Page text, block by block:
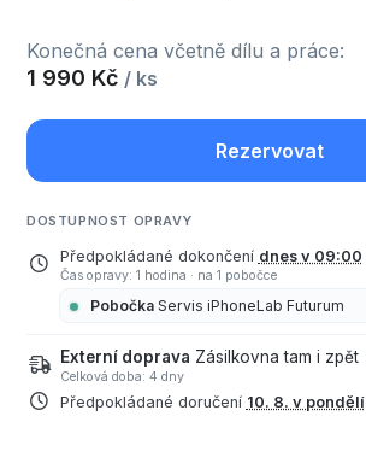
Konečná cena včetně dílu a práce:
1 990 Kč / ks
Rezervovat
DOSTUPNOST OPRAVY
Předpokládané dokončení dnes v 09:00
Čas opravy: 1 hodina · na 1 pobočce
Pobočka Servis iPhoneLab Futurum
Externí doprava Zásilkovna tam i zpět
Celková doba: 4 dny
Předpokládané doručení 10. 8. v pondělí